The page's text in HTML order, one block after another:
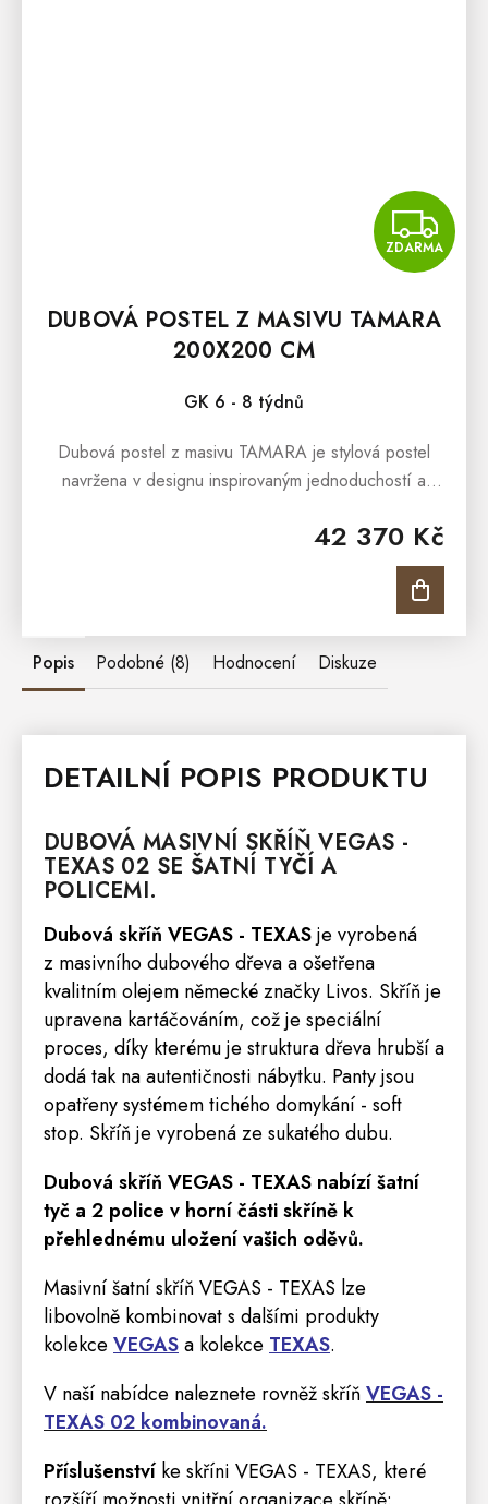
ZDARMA
DUBOVÁ POSTEL Z MASIVU TAMARA
200X200 CM
GK 6 - 8 týdnů
42 370 Kč
Dubová postel z masivu TAMARA je stylová postel
navržena v designu inspirovaným jednoduchostí a
TAMARA je vyrobena z kvalitního...
Popis Podobné (8) Hodnocení Diskuze
DETAILNÍ POPIS PRODUKTU
DUBOVÁ MASIVNÍ SKŘÍŇ VEGAS -
TEXAS 02 SE ŠATNÍ TYČÍ A
POLICEMI.
Dubová skříň VEGAS - TEXASje vyrobená
z masivního dubového dřeva a ošetřena
kvalitním olejem německé značky Livos. Skříň je
upravena kartáčováním, což je speciální
proces, díky kterému je struktura dřeva hrubší a
dodá tak na autentičnosti nábytku. Panty jsou
opatřeny systémem tichého domykání - soft
stop. Skříň je vyrobená ze sukatého dubu.
Dubová skříň VEGAS - TEXAS nabízí šatní
tyč a 2 police v horní části skříně k
přehlednému uložení vašich oděvů.
Masivní šatní skříň VEGAS - TEXAS lze
libovolně kombinovat s dalšími produkty
kolekce VEGASa kolekce TEXAS.
V naší nabídce naleznete rovněž skříň VEGAS -
TEXAS 02 kombinovaná.
Příslušenství ke skříni VEGAS - TEXAS, které